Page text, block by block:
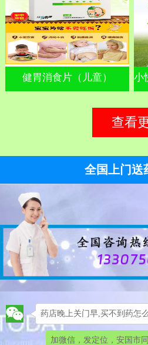
健胃消食片（儿童）
查看
全国上门送
药店晚上关门早,买不到药怎
加微信，发定位，安国市